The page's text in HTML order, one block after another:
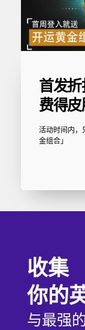
首发
费得
活动时间内，
金组合」
收集
你的
与最强